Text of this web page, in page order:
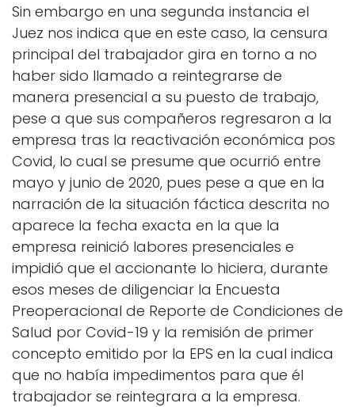
Sin embargo en una segunda instancia el
Juez nos indica que en este caso, la censura
principal del trabajador gira en torno a no
haber sido llamado a reintegrarse de
manera presencial a su puesto de trabajo,
pese a que sus compañeros regresaron a la
empresa tras la reactivación económica pos
Covid, lo cual se presume que ocurrió entre
mayo y junio de 2020, pues pese a que en la
narración de la situación fáctica descrita no
aparece la fecha exacta en la que la
empresa reinició labores presenciales e
impidió que el accionante lo hiciera, durante
esos meses de diligenciar la Encuesta
Preoperacional de Reporte de Condiciones de
Salud por Covid-19 y la remisión de primer
concepto emitido por la EPS en la cual indica
que no había impedimentos para que él
trabajador se reintegrara a la empresa.